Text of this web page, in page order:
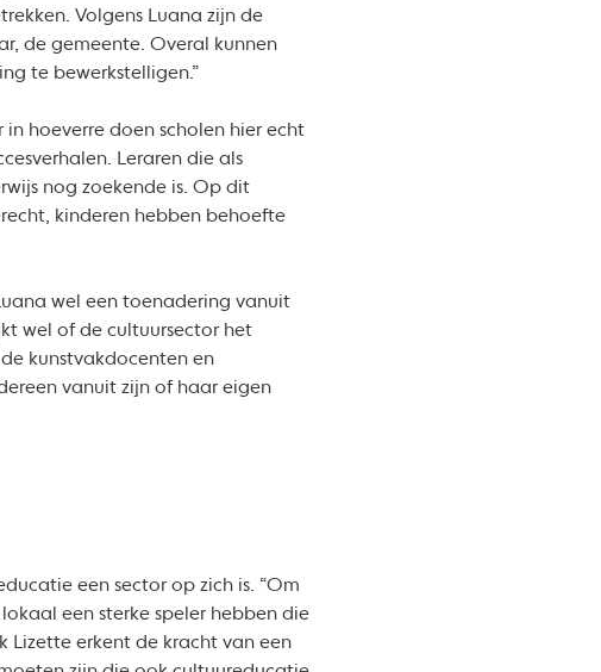
Volgens Luana zijn de
de gemeente. Overal kunnen
te bewerkstelligen.”
hoeverre doen scholen hier echt
Leraren die als
nog zoekende is. Op dit
kinderen hebben behoefte
wel een toenadering vanuit
wel of de cultuursector het
kunstvakdocenten en
vanuit zijn of haar eigen
een sector op zich is. “Om
een sterke speler hebben die
Lizette erkent de kracht van een